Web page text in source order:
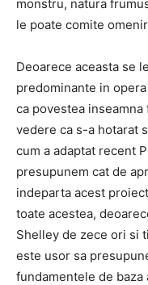
monstru, natura
le poate comite
Deoarece aceasta se
predominante in
ca povestea
vedere ca s-a hotarat
cum a adaptat recent
presupunem cat de
indeparta acest
toate acestea,
Shelley de zece ori si
este usor sa
fundamentele de baza